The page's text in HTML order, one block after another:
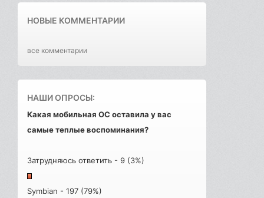
НОВЫЕ КОММЕНТАРИИ
все комментарии
НАШИ ОПРОСЫ:
Какая мобильная ОС оставила у вас
самые теплые воспоминания?
Затрудняюсь ответить - 9 (3%)
Symbian - 197 (79%)